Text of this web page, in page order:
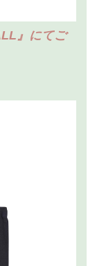
』にてご